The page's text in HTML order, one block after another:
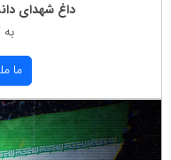
داغ شهدای
ما